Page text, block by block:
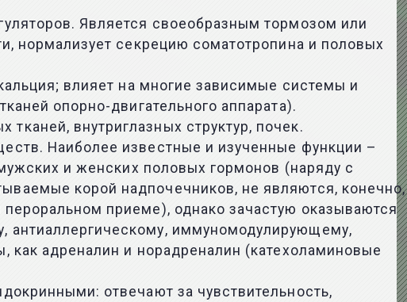
Является своеобразным тормозом или
нормализует секрецию соматотропина и половых
влияет на многие зависимые системы и
опорно-двигательного аппарата).
внутриглазных структур, почек.
Наиболее известные и изученные функции –
и женских половых гормонов (наряду с
корой надпочечников, не являются, конечно,
приеме), однако зачастую оказываются
антиаллергическому, иммуномодулирующему,
адреналин и норадреналин (катехоламиновые
отвечают за чувствительность,